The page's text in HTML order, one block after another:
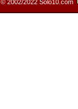
© 2002/2022 Solo10.com